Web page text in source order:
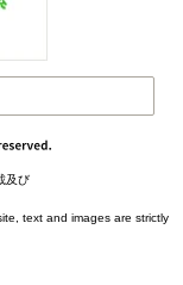
及び
text and images are strictly